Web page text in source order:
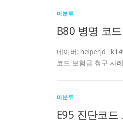
미분류
B80 병명 코
네이버: helperjd ·
코드 보험금 청구 사
미분류
E95 진단코